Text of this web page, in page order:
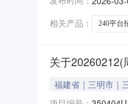
相关产品：
240平台
关于20260212(
福建省｜三明市｜